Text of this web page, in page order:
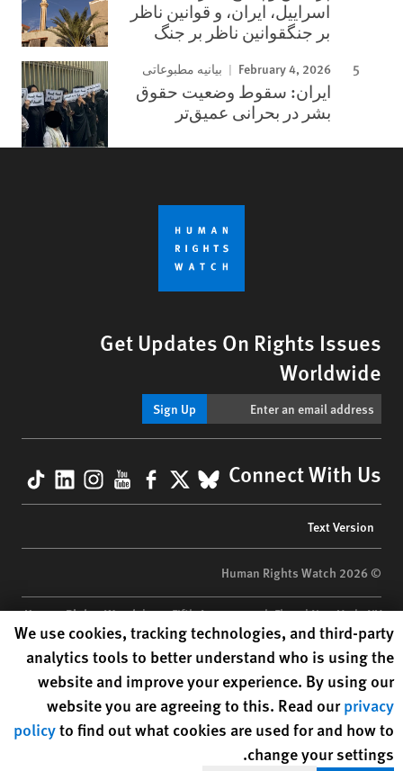
اسراییل، ایران، و قوانین ناظر
بر جنگقوانین ناظر بر جنگ
February 4, 2026 بیانیه مطبوعاتی
ایران: سقوط وضعیت حقوق
بشر در بحرانی عمیق‌تر
Get Updates On Rights Issues
Worldwide
Sign Up
Connect With Us
BlueSky
X
Facebook
YouTube
menu
Text Version
© 2026 Human Rights Watch
Human Rights Watch| 350 Fifth Avenue, 34th Floor | New York,NY
10118-3299USA| t1.212.290.4700
Human Rights Watch is a 501(C)(3) nonprofit registered in the US
under EIN: 13-2875808
Human Rights Watch cookie preferences
We use cookies, tracking technologies, and third-party
analytics tools to better understand who is using the
website and improve your experience. By using our
website you are agreeing to this. Read ourprivacy
policyto find out what cookies are used for and how to
change your settings.